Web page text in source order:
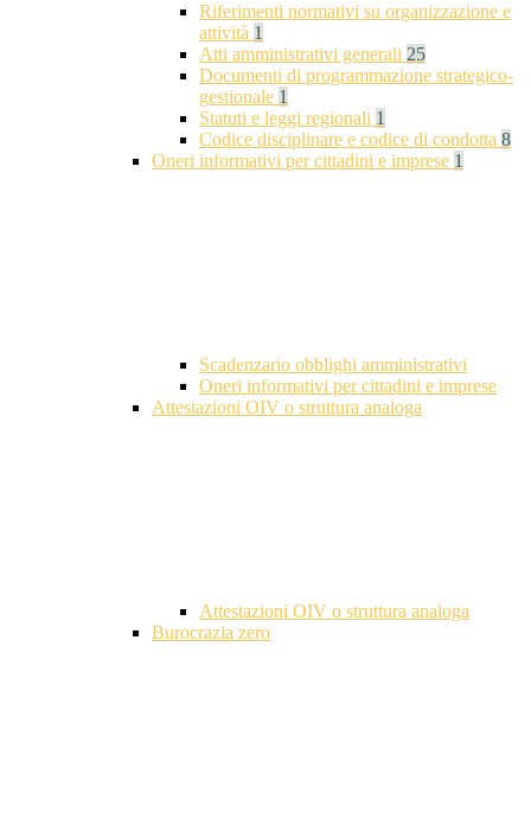
Riferimenti normativi su organizzazione e
attività 1
Atti amministrativi generali 25
Documenti di programmazione strategico-
gestionale 1
Statuti e leggi regionali 1
Codice disciplinare e codice di condotta 8
Oneri informativi per cittadini e imprese 1
Scadenzario obblighi amministrativi
Oneri informativi per cittadini e imprese
Attestazioni OIV o struttura analoga
Attestazioni OIV o struttura analoga
Burocrazia zero